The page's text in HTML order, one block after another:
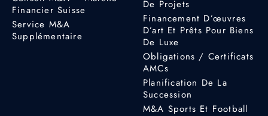
Financier Suisse
Service M&A
Supplémentaire
De Projets
Financement D’œuvres
D’art Et Prêts Pour Biens
De Luxe
Obligations / Certificats
AMCs
Planification De La
Succession
M&A Sports Et Football